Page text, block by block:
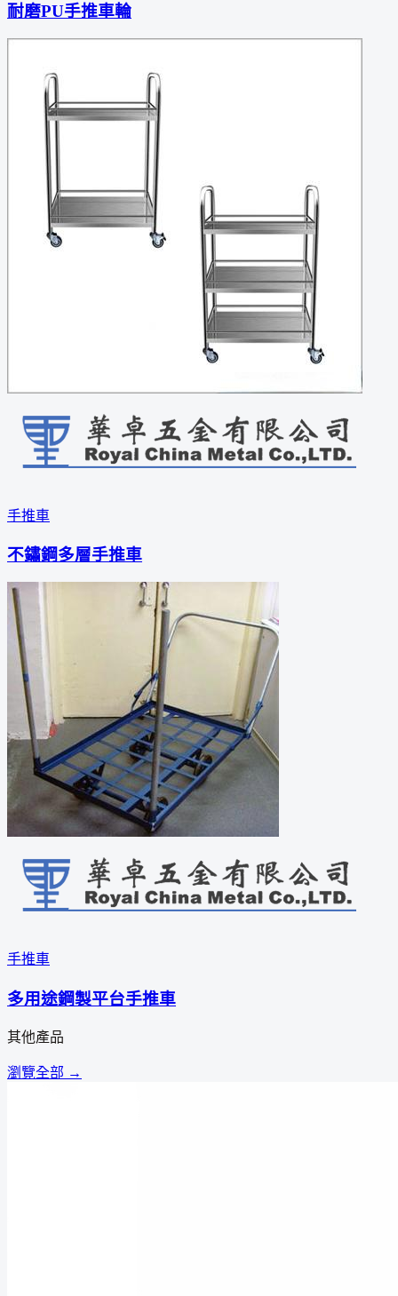
耐磨PU手推車輪
手推車
不鏽鋼多層手推車
手推車
多用途鋼製平台手推車
其他產品
瀏覽全部 →